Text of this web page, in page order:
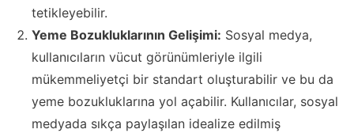
tetikleyebilir.
Yeme Bozukluklarının Gelişimi: Sosyal medya,
kullanıcıların vücut görünümleriyle ilgili
mükemmeliyetçi bir standart oluşturabilir ve bu da
yeme bozukluklarına yol açabilir. Kullanıcılar, sosyal
medyada sıkça paylaşılan idealize edilmiş